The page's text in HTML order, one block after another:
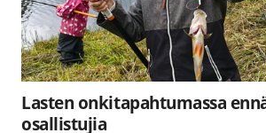
Lasten onkitapahtumassa
osallistujia